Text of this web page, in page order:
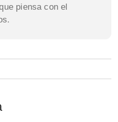
piensa con el